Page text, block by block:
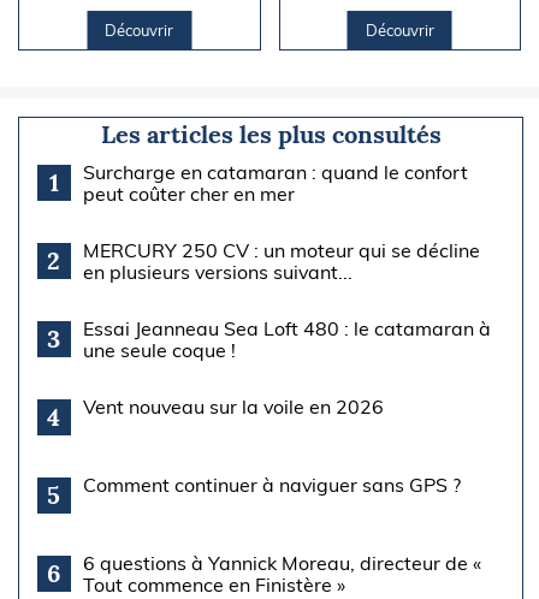
Découvrir Découvrir
Les articles les plus consultés
1
Surcharge en catamaran : quand le confort
peut coûter cher en mer
2
MERCURY 250 CV : un moteur qui se décline
en plusieurs versions suivant...
3
Essai Jeanneau Sea Loft 480 : le catamaran à
une seule coque !
4 Vent nouveau sur la voile en 2026
5 Comment continuer à naviguer sans GPS ?
6
6 questions à Yannick Moreau, directeur de «
Tout commence en Finistère »